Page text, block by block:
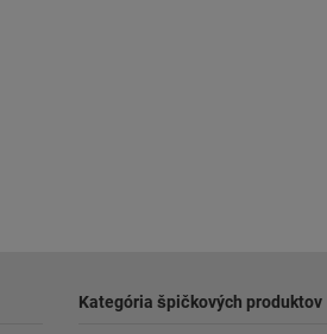
Kategória špičkových produktov